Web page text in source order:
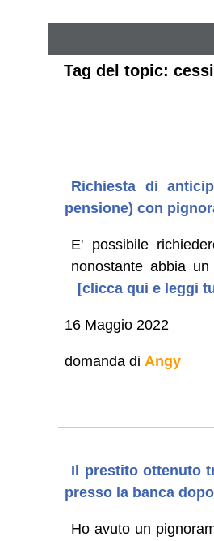
Tag del topic:
Richiesta di
pensione) con
E' possibile
nonostante abbia
[clicca qui e leggi
16 Maggio 2022
domanda di Angy
Il prestito ottenuto
presso la banca
Ho avuto un